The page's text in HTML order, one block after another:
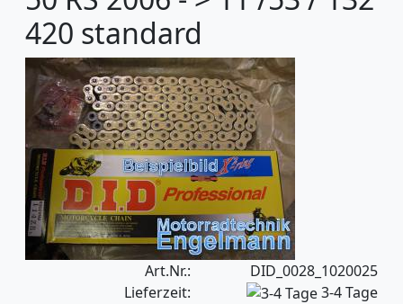
420 standard
Art.Nr.:
DID_0028_1020025
Lieferzeit:
3-4 Tage